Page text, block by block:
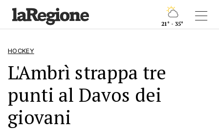
21° - 35°
HOCKEY
L'Ambrì strappa tre
punti al Davos dei
giovani